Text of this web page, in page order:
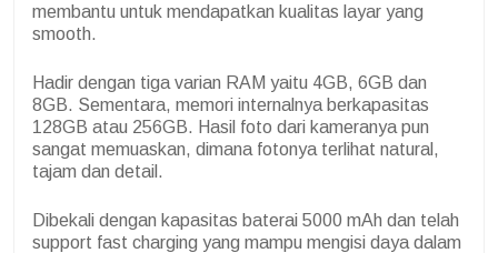
membantu untuk mendapatkan kualitas layar yang
smooth.
Hadir dengan tiga varian RAM yaitu 4GB, 6GB dan
8GB. Sementara, memori internalnya berkapasitas
128GB atau 256GB. Hasil foto dari kameranya pun
sangat memuaskan, dimana fotonya terlihat natural,
tajam dan detail.
Dibekali dengan kapasitas baterai 5000 mAh dan telah
support fast charging yang mampu mengisi daya dalam